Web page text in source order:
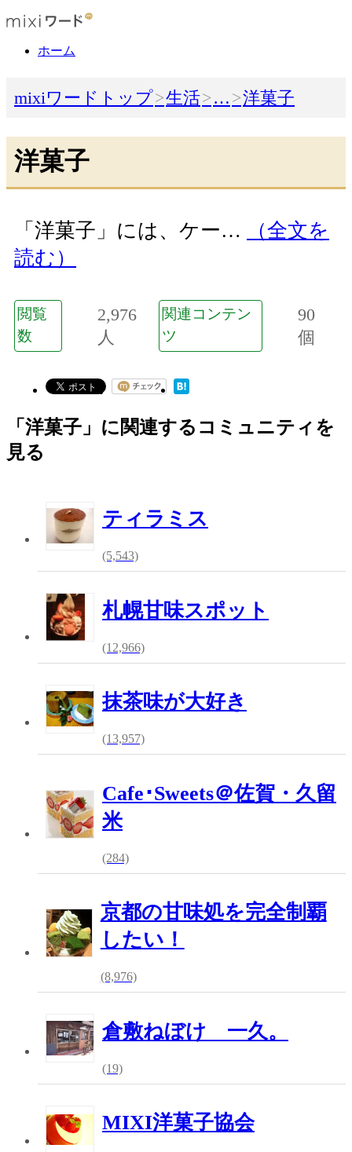
ホーム
mixiワードトップ 生活 … 洋菓子
洋菓子
「洋菓子」には、ケー…
（全文を
読む）
閲覧
数
2,976
人
関連コンテン
ツ
90
個
「洋菓子」に関連するコミュニティを
見る
ティラミス
(5,543)
札幌甘味スポット
(12,966)
抹茶味が大好き
(13,957)
Cafe･Sweets＠佐賀・久留
米
(284)
京都の甘味処を完全制覇
したい！
(8,976)
倉敷ねぼけ 一久。
(19)
MIXI洋菓子協会